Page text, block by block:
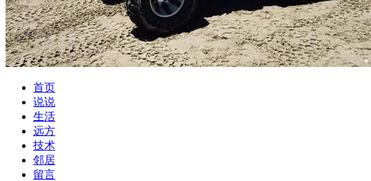
首页
说说
生活
远方
技术
邻居
留言